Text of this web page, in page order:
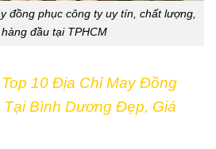
đồng phục công ty uy tín, chất lượng,
đầu tại TPHCM
Top 10 Địa Chỉ May Đồng
Tại Bình Dương Đẹp, Giá